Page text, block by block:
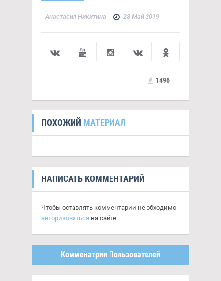
Анастасия Никитина | 28 Май 2019
1496
ПОХОЖИЙ МАТЕРИАЛ
НАПИСАТЬ КОММЕНТАРИЙ
Чтобы оставлять комментарии не обходимо
авторизоваться на сайте
Комменатрии Пользователей